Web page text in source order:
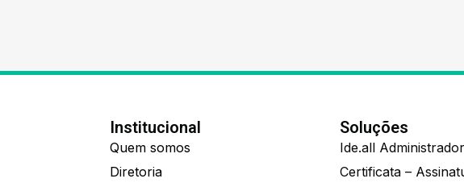
Institucional
Quem somos
Diretoria
Soluções